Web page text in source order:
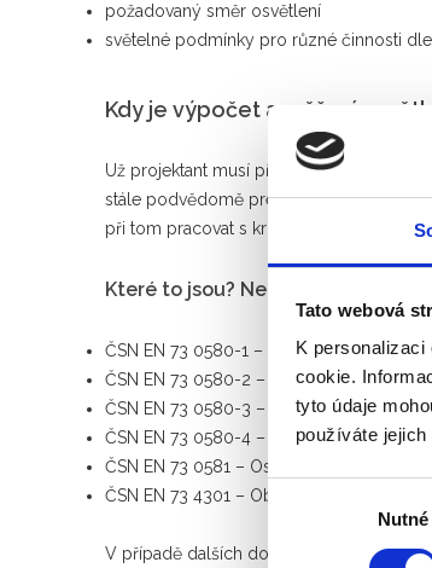
Tato webová
K
cookie.
tyto údaje
používáte jejich
Výběr
Nutné
požadovaný směr osvětlení
světelné podmínky pro různé činnosti
Kdy je výpočet a měření
Už projektant musí při své práci myslet
stále podvědomě preferuje přirozené
při tom pracovat s kritérii, která nám
Které to jsou? Není jich málo…
ČSN EN 73 0580-1 – Denní osvětlení
ČSN EN 73 0580-2 – Denní osvětlení
ČSN EN 73 0580-3 – Denní osvětlení
ČSN EN 73 0580-4 – Denní osvětlení
ČSN EN 73 0581 – Oslunění budov a
ČSN EN 73 4301 – Obytné budovy
V případě dalších dotazů a objednávek